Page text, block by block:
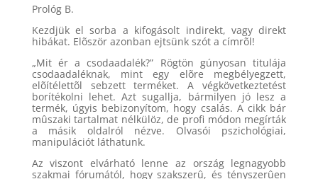
Prológ B.
Kezdjük el sorba a kifogásolt indirekt, vagy direkt
hibákat. Elõször azonban ejtsünk szót a címrõl!
„Mit ér a csodaadalék?” Rögtön gúnyosan titulája
csodaadaléknak, mint egy elõre megbélyegzett,
elõítélettõl sebzett terméket. A végkövetkeztetést
borítékolni lehet. Azt sugallja, bármilyen jó lesz a
termék, úgyis bebizonyítom, hogy csalás. A cikk bár
mûszaki tartalmat nélkülöz, de profi módon megírták
a másik oldalról nézve. Olvasói pszichológiai,
manipulációt láthatunk.
Az viszont elvárható lenne az ország legnagyobb
szakmai fórumától, hogy szakszerû, és tényszerûen